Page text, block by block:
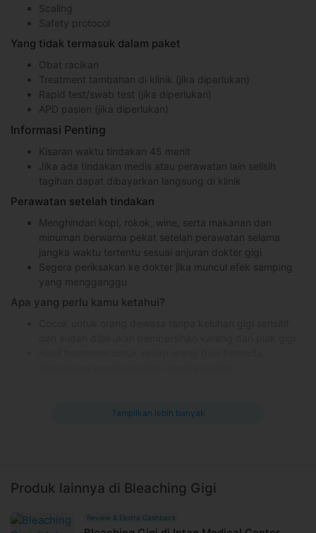
Scaling
Safety protocol
Yang tidak termasuk dalam paket
Obat racikan
Treatment tambahan di klinik (jika diperlukan)
Rapid test/swab test (jika diperlukan)
APD pasien (jika diperlukan)
Informasi Penting
Kisaran waktu tindakan 45 menit
Jika ada tindakan medis atau perawatan lain selisih
tagihan dapat dibayarkan langsung di klinik
Perawatan setelah tindakan
Menghindari kopi, rokok, wine, serta makanan dan
minuman berwarna pekat setelah perawatan selama
jangka waktu tertentu sesuai anjuran dokter gigi
Segera periksakan ke dokter jika muncul efek samping
yang mengganggu
Apa yang perlu kamu ketahui?
Kontraindikasi teeth brightening
Memiliki dentin (tulang gigi) yang retak atau terekspos
Memiliki tambalan besar di bagian gigi depan
Menggunakan veneer dan crown, maupun pewarnaan
gigi akibat obat
Tampilkan lebih banyak
Produk lainnya di Bleaching Gigi
Review & Ekstra Cashback